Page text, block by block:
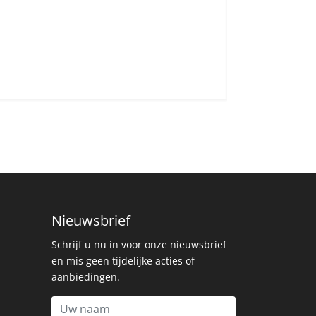
Nieuwsbrief
Schrijf u nu in voor onze nieuwsbrief
en mis geen tijdelijke acties of
aanbiedingen.